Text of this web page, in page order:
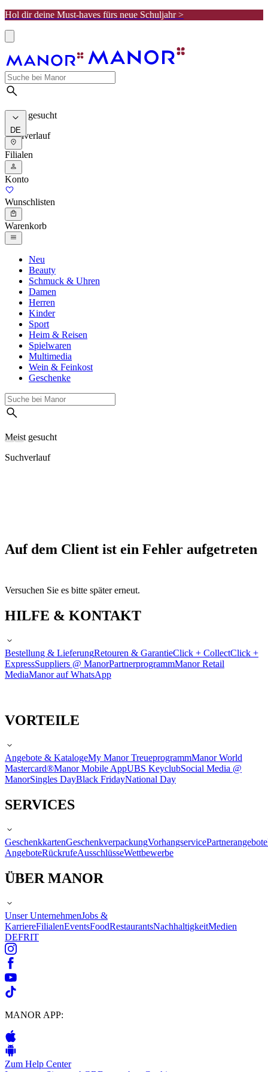
Hol dir deine Must-haves fürs neue Schuljahr >
Meist gesucht
Suchverlauf
DE
Filialen
Konto
Wunschlisten
Warenkorb
Neu
Beauty
Schmuck & Uhren
Damen
Herren
Kinder
Sport
Heim & Reisen
Spielwaren
Multimedia
Wein & Feinkost
Geschenke
Meist gesucht
Suchverlauf
Auf dem Client ist ein Fehler aufgetreten
Versuchen Sie es bitte später erneut.
HILFE & KONTAKT
Bestellung & LieferungRetouren & GarantieClick + CollectClick +
ExpressSuppliers @ ManorPartnerprogrammManor Retail
MediaManor auf WhatsApp
VORTEILE
Angebote & KatalogeMy Manor TreueprogrammManor World
Mastercard®Manor Mobile AppUBS KeyclubSocial Media @
ManorSingles DayBlack FridayNational Day
SERVICES
GeschenkkartenGeschenkverpackungVorhangservicePartnerangebote
AngeboteRückrufeAusschlüsseWettbewerbe
ÜBER MANOR
Unser UnternehmenJobs &
KarriereFilialenEventsFoodRestaurantsNachhaltigkeitMedien
DEFRIT
MANOR APP:
Zum Help Center